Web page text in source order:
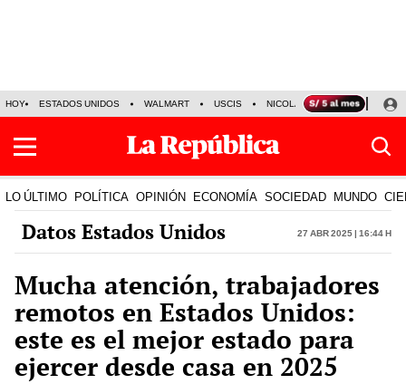
HOY ESTADOS UNIDOS WALMART USCIS NICOLÁS MADURO P-8
LO ÚLTIMO POLÍTICA OPINIÓN ECONOMÍA SOCIEDAD MUNDO
Datos Estados Unidos 27 Abr 2025 | 16:44 h
Mucha atención, trabajadores
remotos en Estados Unidos:
este es el mejor estado para
ejercer desde casa en 2025